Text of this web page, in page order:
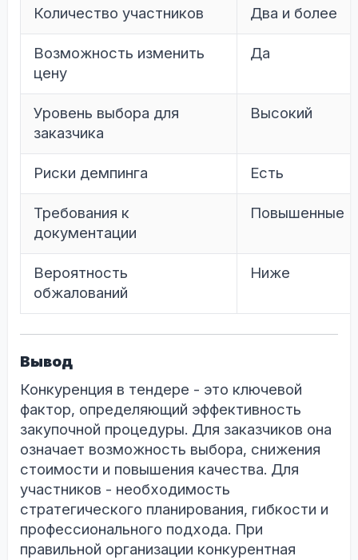
Количество участников Два и более
Возможность изменить
цену
Да
Уровень выбора для
заказчика
Высокий
Риски демпинга Есть
Требования к
документации
Повышенные
Вероятность
обжалований
Ниже
Вывод
Конкуренция в тендере - это ключевой
фактор, определяющий эффективность
закупочной процедуры. Для заказчиков она
означает возможность выбора, снижения
стоимости и повышения качества. Для
участников - необходимость
стратегического планирования, гибкости и
профессионального подхода. При
правильной организации конкурентная